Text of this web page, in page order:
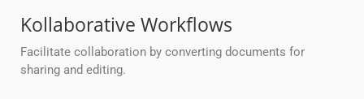
Kollaborative Workflows
Facilitate collaboration by converting documents for
sharing and editing.